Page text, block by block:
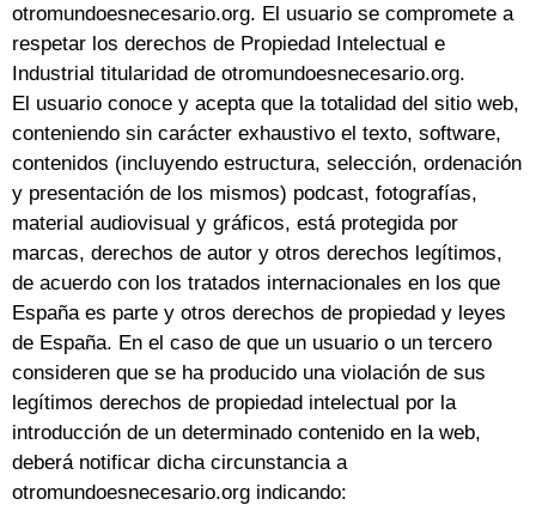
otromundoesnecesario.org. El usuario se compromete a
respetar los derechos de Propiedad Intelectual e
Industrial titularidad de otromundoesnecesario.org.
El usuario conoce y acepta que la totalidad del sitio web,
conteniendo sin carácter exhaustivo el texto, software,
contenidos (incluyendo estructura, selección, ordenación
y presentación de los mismos) podcast, fotografías,
material audiovisual y gráficos, está protegida por
marcas, derechos de autor y otros derechos legítimos,
de acuerdo con los tratados internacionales en los que
España es parte y otros derechos de propiedad y leyes
de España. En el caso de que un usuario o un tercero
consideren que se ha producido una violación de sus
legítimos derechos de propiedad intelectual por la
introducción de un determinado contenido en la web,
deberá notificar dicha circunstancia a
otromundoesnecesario.org indicando: